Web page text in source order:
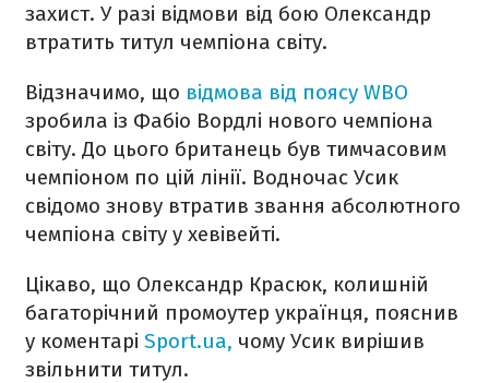
захист. У разі відмови від бою Олександр
втратить титул чемпіона світу.
Відзначимо, що відмова від поясу WBO
зробила із Фабіо Вордлі нового чемпіона
світу. До цього британець був тимчасовим
чемпіоном по цій лінії. Водночас Усик
свідомо знову втратив звання абсолютного
чемпіона світу у хевівейті.
Цікаво, що Олександр Красюк, колишній
багаторічний промоутер українця, пояснив
у коментарі Sport.ua, чому Усик вирішив
звільнити титул.